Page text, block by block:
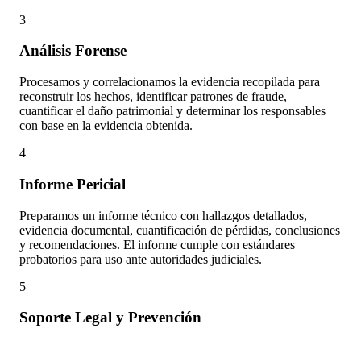
3
Análisis Forense
Procesamos y correlacionamos la evidencia recopilada para
reconstruir los hechos, identificar patrones de fraude,
cuantificar el daño patrimonial y determinar los responsables
con base en la evidencia obtenida.
4
Informe Pericial
Preparamos un informe técnico con hallazgos detallados,
evidencia documental, cuantificación de pérdidas, conclusiones
y recomendaciones. El informe cumple con estándares
probatorios para uso ante autoridades judiciales.
5
Soporte Legal y Prevención